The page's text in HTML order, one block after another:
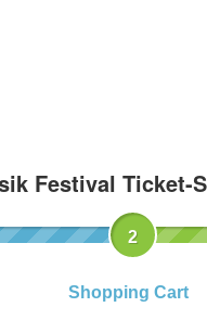
Festival Ticket-
Shopping Cart